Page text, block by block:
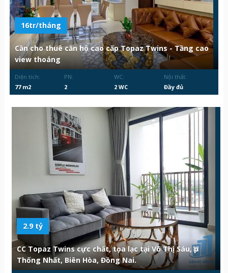
16tr/tháng
Cần cho thuê căn hộ cao cấp Topaz Twins - Tầng cao
view thoáng
Diện tích:
77 m2
PN:
2
WC:
2 WC
Nội thất:
Đầy đủ
2.9 tỷ
CC Topaz Twins cực chất, tọa lạc tại Võ Thị Sáu, p
Thống Nhất, Biên Hòa, Đồng Nai.